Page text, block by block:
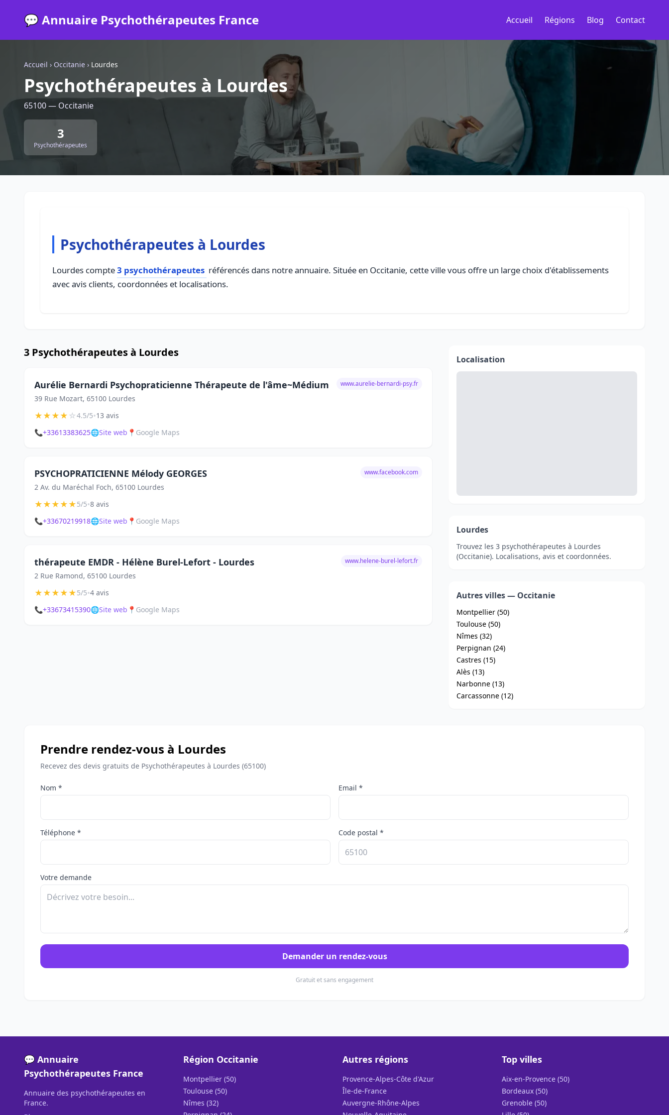
💬 Annuaire Psychothérapeutes France Accueil Régions Blog Contact
Accueil › Occitanie › Lourdes
Psychothérapeutes à Lourdes
65100 — Occitanie
3
Psychothérapeutes
Psychothérapeutes à Lourdes
Lourdes compte3 psychothérapeutes référencés dans notre annuaire. Située en Occitanie, cette ville vous offre un large choix d'établissements
avec avis clients, coordonnées et localisations.
3 Psychothérapeutes à Lourdes
Aurélie Bernardi Psychopraticienne Thérapeute de l'âme~Médium
39 Rue Mozart, 65100 Lourdes
www.aurelie-bernardi-psy.fr
★★★★☆4.5/5•13 avis
📞+33613383625🌐Site web 📍 Google Maps
PSYCHOPRATICIENNE Mélody GEORGES
2 Av. du Maréchal Foch, 65100 Lourdes
www.facebook.com
★★★★★5/5•8 avis
📞+33670219918🌐Site web 📍 Google Maps
thérapeute EMDR - Hélène Burel-Lefort - Lourdes
2 Rue Ramond, 65100 Lourdes
www.helene-burel-lefort.fr
★★★★★5/5•4 avis
📞+33673415390🌐Site web 📍 Google Maps
Localisation
Lourdes
Trouvez les 3 psychothérapeutes à Lourdes
(Occitanie). Localisations, avis et coordonnées.
Autres villes — Occitanie
Montpellier (50)
Toulouse (50)
Nîmes (32)
Perpignan (24)
Castres (15)
Alès (13)
Narbonne (13)
Carcassonne (12)
Prendre rendez-vous à Lourdes
Recevez des devis gratuits de Psychothérapeutes à Lourdes (65100)
Nom * Email *
Téléphone * Code postal *
Votre demande
Demander un rendez-vous
Gratuit et sans engagement
💬 Annuaire
Psychothérapeutes France
Annuaire des psychothérapeutes en
France.
Région Occitanie
Montpellier (50)
Toulouse (50)
Nîmes (32)
Autres régions
Provence-Alpes-Côte d'Azur
Île-de-France
Auvergne-Rhône-Alpes
Top villes
Aix-en-Provence (50)
Bordeaux (50)
Grenoble (50)